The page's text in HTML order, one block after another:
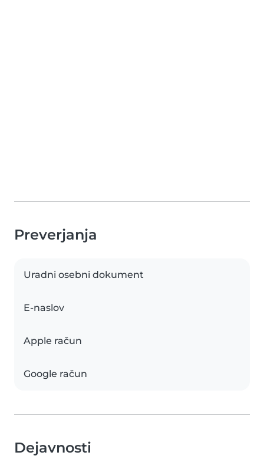
Preverjanja
Uradni osebni dokument
E-naslov
Apple račun
Google račun
Dejavnosti